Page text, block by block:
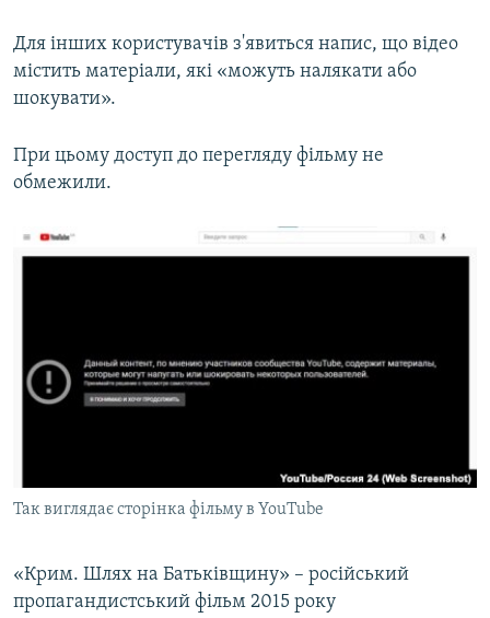
Для інших користувачів з'явиться напис, що відео
містить матеріали, які «можуть налякати або
шокувати».
При цьому доступ до перегляду фільму не
обмежили.
Так виглядає сторінка фільму в YouTube
«Крим. Шлях на Батьківщину» – російський
пропагандистський фільм 2015 року